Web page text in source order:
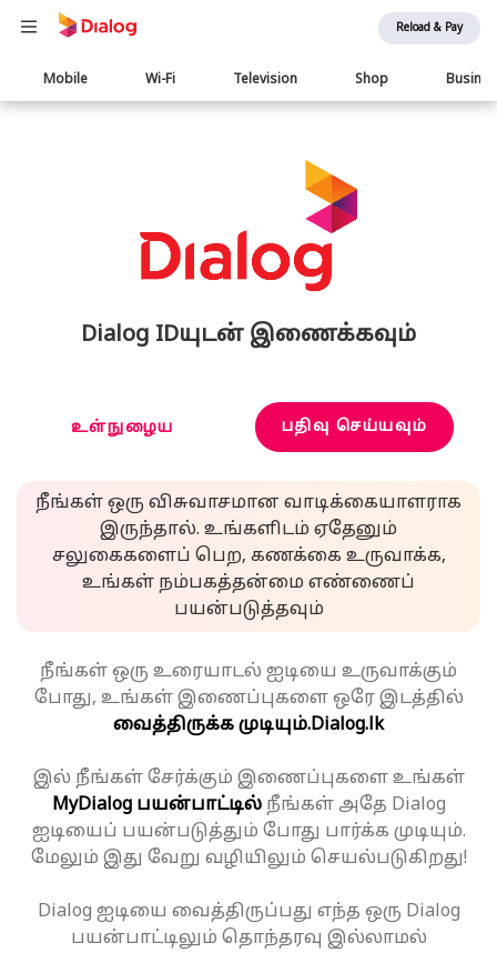
Reload & Pay
Main
navigation
Mobile Wi-Fi Television Shop
Dialog IDயுடன் இணைக்கவும்
உள்நுழைய பதிவு செய்யவும்
நீங்கள் ஒரு விசுவாசமான வாடிக்கையாளராக
இருந்தால். உங்களிடம் ஏதேனும்
சலுகைகளைப் பெற, கணக்கை உருவாக்க,
உங்கள் நம்பகத்தன்மை எண்ணைப்
பயன்படுத்தவும்
நீங்கள் ஒரு உரையாடல் ஐடியை உருவாக்கும்
போது, உங்கள் இணைப்புகளை ஒரே இடத்தில்
வைத்திருக்க முடியும்.Dialog.lk
இல் நீங்கள் சேர்க்கும் இணைப்புகளை உங்கள்
MyDialog பயன்பாட்டில்நீங்கள் அதே Dialog
ஐடியைப் பயன்படுத்தும் போது பார்க்க முடியும்.
மேலும் இது வேறு வழியிலும் செயல்படுகிறது!
Dialog ஐடியை வைத்திருப்பது எந்த ஒரு Dialog
பயன்பாட்டிலும் தொந்தரவு இல்லாமல்